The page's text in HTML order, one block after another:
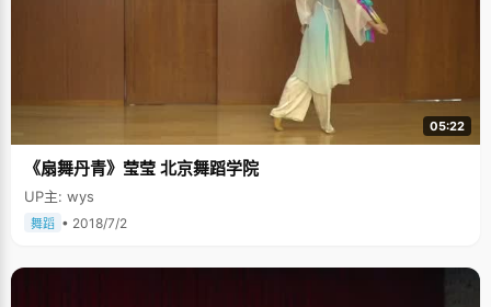
05:22
《扇舞丹青》莹莹 北京舞蹈学院
UP主: wys
舞蹈 • 2018/7/2